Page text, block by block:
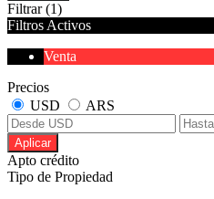
Filtrar (1)
Filtros Activos
Venta
Precios
USD
ARS
Aplicar
Apto crédito
Tipo de Propiedad